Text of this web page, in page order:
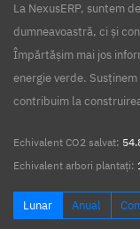
La NexusERP, suntem
dumneavoastră, ci și
Împărtășim mai jos
energie verde.
contribuim la
Echivalent CO2 salvat:
Echivalent arbori plantați:
Lunar Anual